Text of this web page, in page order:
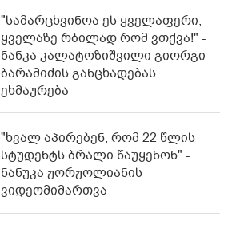
"სა­მარ­ცხვი­ნოა ეს ყვე­ლა­ფე­რი,
ყვე­ლა­ზე რბი­ლად რომ ვთქვა!" -
ნანკა კალატოზიშვილი გიორგი
ბარამიძის განცხადებას
ეხმაურება
"ხვალ აპირებენ, რომ 22 წლის
სტუდენტს ბრალი წაუყენონ" -
ნანუკა ჟორჟოლიანის
ვიდეომიმართვა